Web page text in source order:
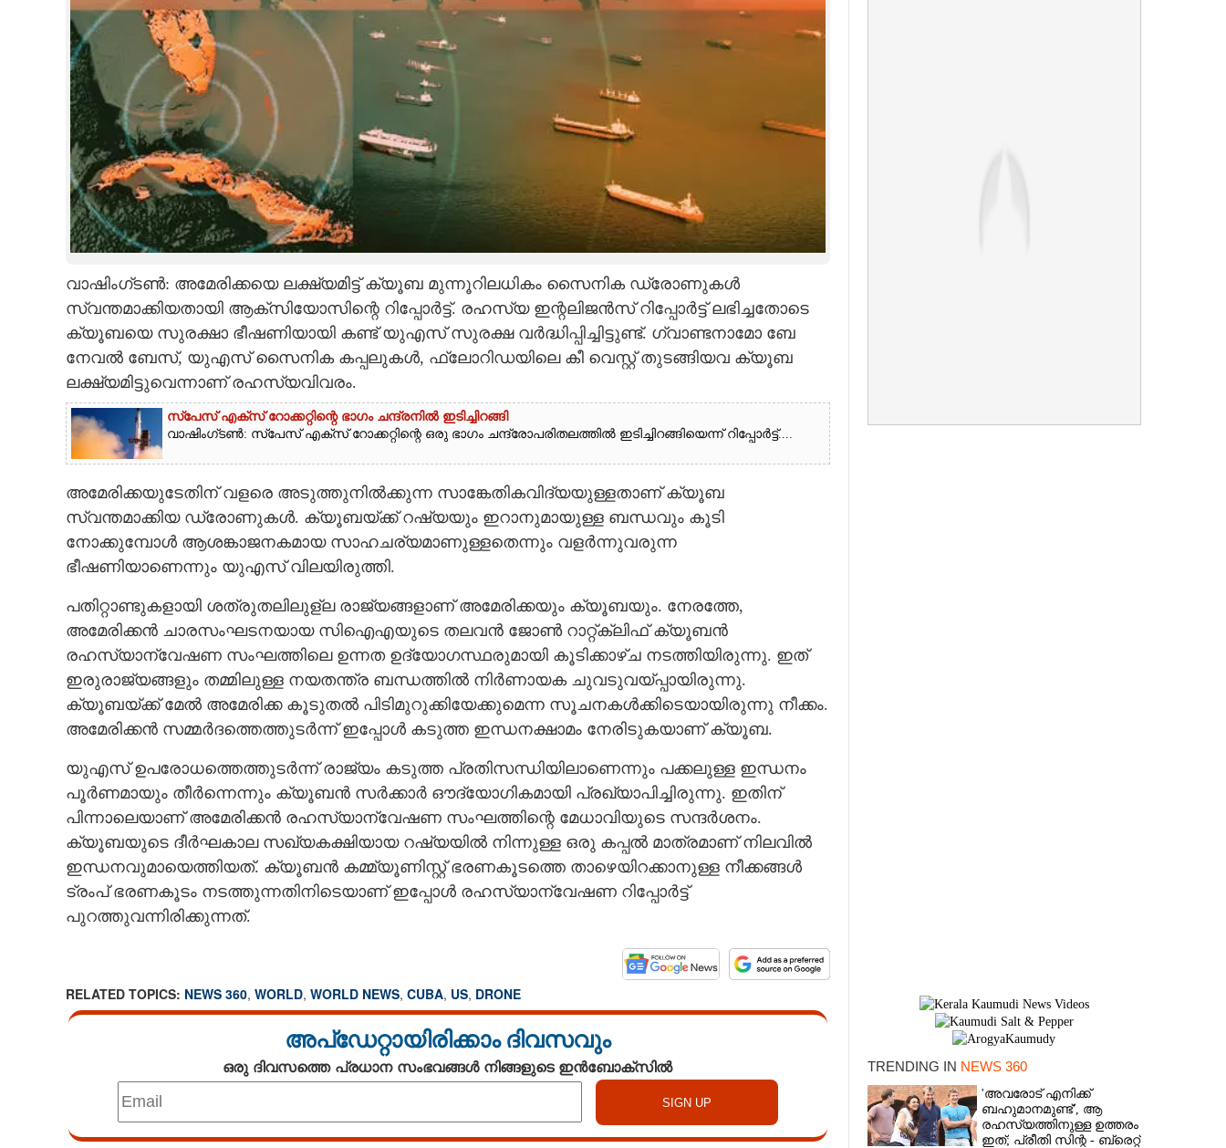
LIFESTYLE
SPIRITUAL
CARTOONS
LITERATURE
CONTACT US
വാഷിംഗ്‌ടൺ: അമേരിക്കയെ ലക്ഷ്യമിട്ട് ക്യൂബ മുന്നൂറിലധികം സൈനിക ഡ്രോണുകൾ
സ്വന്തമാക്കിയതായി ആക്‌സിയോസിന്റെ റിപ്പോർട്ട്. രഹസ്യ ഇന്റലിജൻസ് റിപ്പോർട്ട് ലഭിച്ചതോടെ
ക്യൂബയെ സുരക്ഷാ ഭീഷണിയായി കണ്ട് യുഎസ് സുരക്ഷ വർദ്ധിപ്പിച്ചിട്ടുണ്ട്. ഗ്വാണ്ടനാമോ ബേ
നേവൽ ബേസ്, യുഎസ് സൈനിക കപ്പലുകൾ, ഫ്ലോറിഡയിലെ കീ വെസ്റ്റ് തുടങ്ങിയവ ക്യൂബ
ലക്ഷ്യമിട്ടുവെന്നാണ് രഹസ്യവിവരം.
സ്‌പേസ് എക്സ് റോക്കറ്റിന്റെ ഭാഗം ചന്ദ്രനിൽ ഇടിച്ചിറങ്ങി
വാഷിംഗ്ടൺ: സ്‌പേസ് എക്സ് റോക്കറ്റിന്റെ ഒരു ഭാഗം ചന്ദ്രോപരിതലത്തിൽ ഇടിച്ചിറങ്ങിയെന്ന് റിപ്പോർട്ട്....
അമേരിക്കയുടേതിന് വളരെ അടുത്തുനിൽക്കുന്ന സാങ്കേതികവിദ്യയുള്ളതാണ് ക്യൂബ
സ്വന്തമാക്കിയ ഡ്രോണുകൾ. ക്യൂബയ്‌ക്ക് റഷ്യയും ഇറാനുമായുള്ള ബന്ധവും കൂടി
നോക്കുമ്പോൾ ആശങ്കാജനകമായ സാഹചര്യമാണുള്ളതെന്നും വളർന്നുവരുന്ന
ഭീഷണിയാണെന്നും യുഎസ് വിലയിരുത്തി.
പതിറ്റാണ്ടുകളായി ശത്രുതലിലുള്ല രാജ്യങ്ങളാണ് അമേരിക്കയും ക്യൂബയും. നേരത്തേ,
അമേരിക്കൻ ചാരസംഘടനയായ സിഐഎയുടെ തലവൻ ജോൺ റാറ്റ്‌ക്ലിഫ് ക്യൂബൻ
രഹസ്യാന്വേഷണ സംഘത്തിലെ ഉന്നത ഉദ്യോഗസ്ഥരുമായി കൂടിക്കാഴ്‌ച നടത്തിയിരുന്നു. ഇത്
ഇരുരാജ്യങ്ങളും തമ്മിലുള്ള നയതന്ത്ര ബന്ധത്തിൽ നിർണായക ചുവടുവയ്‌പ്പായിരുന്നു.
ക്യൂബയ്‌ക്ക് മേൽ അമേരിക്ക കൂടുതൽ പിടിമുറുക്കിയേക്കുമെന്ന സൂചനകൾക്കിടെയായിരുന്നു നീക്കം.
അമേരിക്കൻ സമ്മർദത്തെത്തുടർന്ന് ഇപ്പോൾ കടുത്ത ഇന്ധനക്ഷാമം നേരിടുകയാണ് ക്യൂബ.
യുഎസ് ഉപരോധത്തെത്തുടർന്ന് രാജ്യം കടുത്ത പ്രതിസന്ധിയിലാണെന്നും പക്കലുള്ള ഇന്ധനം
പൂർണമായും തീർന്നെന്നും ക്യൂബൻ സർക്കാർ ഔദ്യോഗികമായി പ്രഖ്യാപിച്ചിരുന്നു. ഇതിന്
പിന്നാലെയാണ് അമേരിക്കൻ രഹസ്യാന്വേഷണ സംഘത്തിന്റെ മേധാവിയുടെ സന്ദർശനം.
ക്യൂബയുടെ ദീർഘകാല സഖ്യകക്ഷിയായ റഷ്യയിൽ നിന്നുള്ള ഒരു കപ്പൽ മാത്രമാണ് നിലവിൽ
ഇന്ധനവുമായെത്തിയത്. ക്യൂബൻ കമ്മ്യൂണിസ്റ്റ് ഭരണകൂടത്തെ താഴെയിറക്കാനുള്ള നീക്കങ്ങൾ
ട്രംപ് ഭരണകൂടം നടത്തുന്നതിനിടെയാണ് ഇപ്പോൾ രഹസ്യാന്വേഷണ റിപ്പോർട്ട്
പുറത്തുവന്നിരിക്കുന്നത്.
RELATED TOPICS: NEWS 360, WORLD, WORLD NEWS, CUBA, US, DRONE
അപ്ഡേറ്റായിരിക്കാം ദിവസവും
ഒരു ദിവസത്തെ പ്രധാന സംഭവങ്ങൾ നിങ്ങളുടെ ഇൻബോക്സിൽ TRENDING IN NEWS 360
'അവരോട് എനിക്ക്
ബഹുമാനമുണ്ട്',​ ആ
രഹസ്യത്തിനുള്ള ഉത്തരം
ഇത്; പ്രീതി സിന്റ - ബ്രെറ്റ്